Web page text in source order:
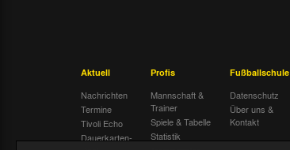
Aktuell
Nachrichten
Termine
Tivoli Echo
Dauerkarten-
Profis
Mannschaft &
Trainer
Spiele & Tabelle
Statistik
Fußballschule
Datenschutz
Über uns &
Kontakt